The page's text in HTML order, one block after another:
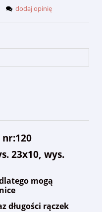
dodaj opinię
płatności
23x10, wys.
mogą
długości rączek